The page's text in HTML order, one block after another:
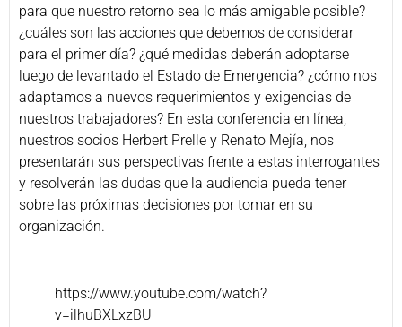
para que nuestro retorno sea lo más amigable posible?
¿cuáles son las acciones que debemos de considerar
para el primer día? ¿qué medidas deberán adoptarse
luego de levantado el Estado de Emergencia? ¿cómo nos
adaptamos a nuevos requerimientos y exigencias de
nuestros trabajadores? En esta conferencia en línea,
nuestros socios Herbert Prelle y Renato Mejía, nos
presentarán sus perspectivas frente a estas interrogantes
y resolverán las dudas que la audiencia pueda tener
sobre las próximas decisiones por tomar en su
organización.
https://www.youtube.com/watch?
v=ilhuBXLxzBU